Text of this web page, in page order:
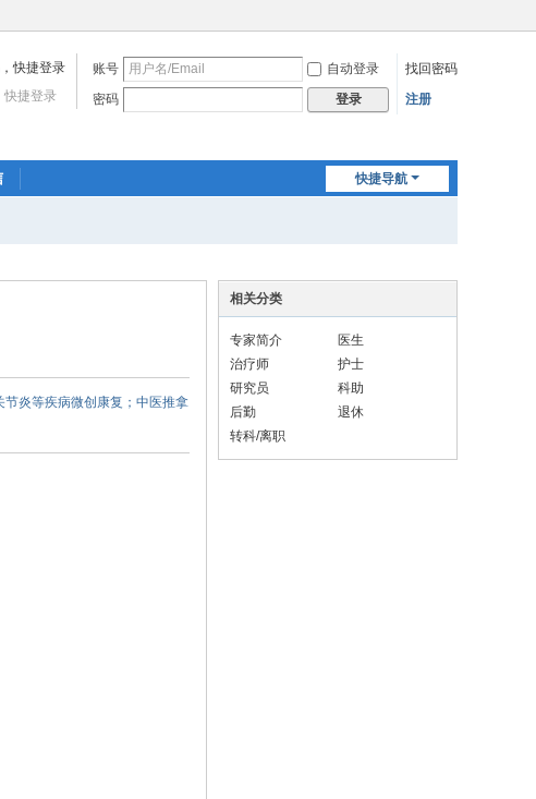
账号 自动登录
找回密码
密码
登录 注册
快捷登录
快捷导航
炎等疾病微创康复；中医推拿
相关分类
专家简介
医生
治疗师
护士
研究员
科助
后勤
退休
转科/离职